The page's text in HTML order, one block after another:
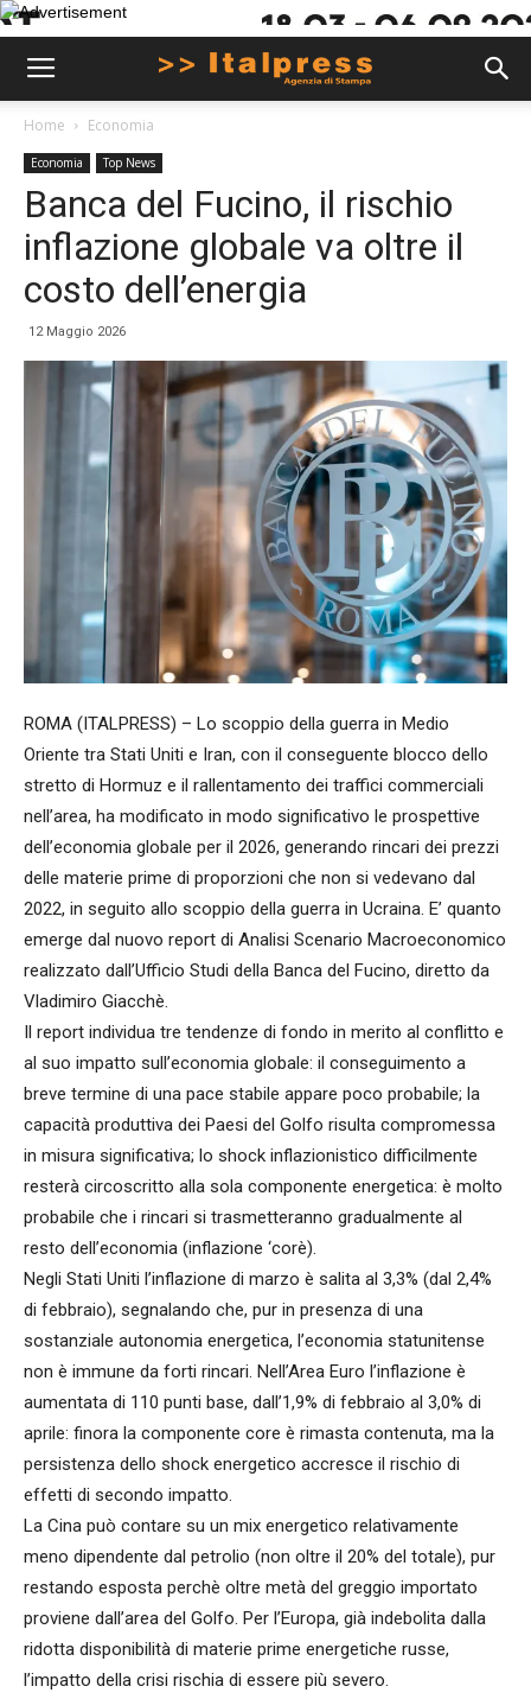
Home Economia
Economia Top News
Banca del Fucino, il rischio
inflazione globale va oltre il
costo dell’energia
12 Maggio 2026
ROMA (ITALPRESS) – Lo scoppio della guerra in Medio
Oriente tra Stati Uniti e Iran, con il conseguente blocco dello
stretto di Hormuz e il rallentamento dei traffici commerciali
nell’area, ha modificato in modo significativo le prospettive
dell’economia globale per il 2026, generando rincari dei prezzi
delle materie prime di proporzioni che non si vedevano dal
2022, in seguito allo scoppio della guerra in Ucraina. E’ quanto
emerge dal nuovo report di Analisi Scenario Macroeconomico
realizzato dall’Ufficio Studi della Banca del Fucino, diretto da
Vladimiro Giacchè.
Il report individua tre tendenze di fondo in merito al conflitto e
al suo impatto sull’economia globale: il conseguimento a
breve termine di una pace stabile appare poco probabile; la
capacità produttiva dei Paesi del Golfo risulta compromessa
in misura significativa; lo shock inflazionistico difficilmente
resterà circoscritto alla sola componente energetica: è molto
probabile che i rincari si trasmetteranno gradualmente al
resto dell’economia (inflazione ‘corè).
Negli Stati Uniti l’inflazione di marzo è salita al 3,3% (dal 2,4%
di febbraio), segnalando che, pur in presenza di una
sostanziale autonomia energetica, l’economia statunitense
non è immune da forti rincari. Nell’Area Euro l’inflazione è
aumentata di 110 punti base, dall’1,9% di febbraio al 3,0% di
aprile: finora la componente core è rimasta contenuta, ma la
persistenza dello shock energetico accresce il rischio di
effetti di secondo impatto.
La Cina può contare su un mix energetico relativamente
meno dipendente dal petrolio (non oltre il 20% del totale), pur
restando esposta perchè oltre metà del greggio importato
proviene dall’area del Golfo. Per l’Europa, già indebolita dalla
ridotta disponibilità di materie prime energetiche russe,
l’impatto della crisi rischia di essere più severo.